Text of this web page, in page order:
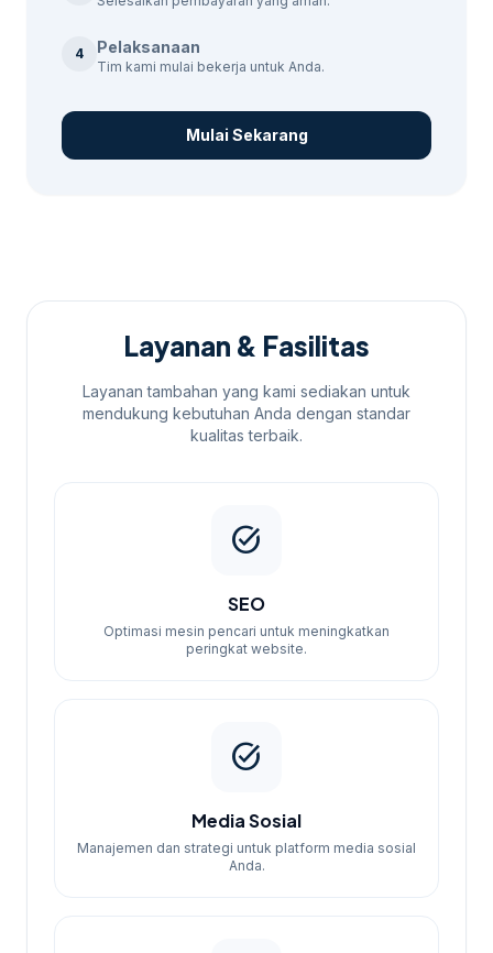
Proses Pemesanan
Proses pemesanan sangat mudah. Hubungi
kami melalui WhatsApp untuk mendapatkan
4 Pelaksanaan
Tim kami mulai bekerja untuk Anda.
Mulai Sekarang
Layanan & Fasilitas
Layanan tambahan yang kami sediakan untuk
mendukung kebutuhan Anda dengan standar
kualitas terbaik.
task_alt
SEO
Optimasi mesin pencari untuk meningkatkan
peringkat website.
task_alt
Media Sosial
Manajemen dan strategi untuk platform media sosial
Anda.